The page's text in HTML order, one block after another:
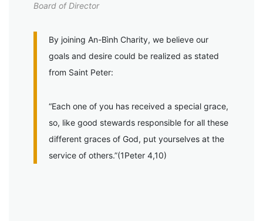
Board of Director
By joining An-Bình Charity, we believe our
goals and desire could be realized as stated
from Saint Peter:
“Each one of you has received a special grace,
so, like good stewards responsible for all these
different graces of God, put yourselves at the
service of others.”(1Peter 4,10)